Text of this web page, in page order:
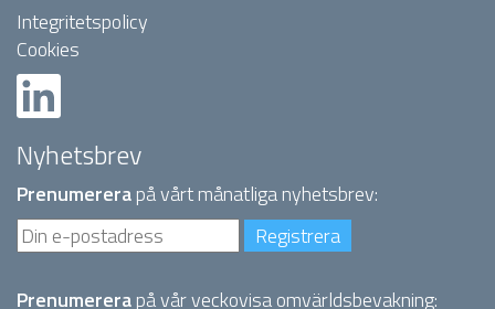
Integritetspolicy
Cookies
Nyhetsbrev
Prenumererapå vårt månatliga nyhetsbrev:
Prenumererapå vår veckovisa omvärldsbevakning: